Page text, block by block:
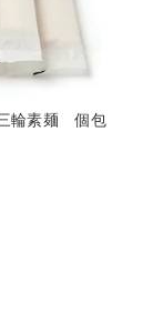
輪素麺 個包